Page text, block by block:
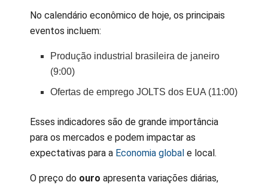
No calendário econômico de hoje, os principais
eventos incluem:
Produção industrial brasileira de janeiro
(9:00)
Ofertas de emprego JOLTS dos EUA (11:00)
Esses indicadores são de grande importância
para os mercados e podem impactar as
expectativas para a Economia global e local.
O preço do ouro apresenta variações diárias,